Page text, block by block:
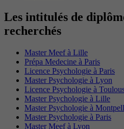
Les intitulés de
recherchés
Master Meef à Lille
Prépa Medecine à Paris
Licence Psychologie à Paris
Master Psychologie à Lyon
Licence Psychologie à
Master Psychologie à Lille
Master Psychologie à
Master Psychologie à Paris
Master Meef à Lyon